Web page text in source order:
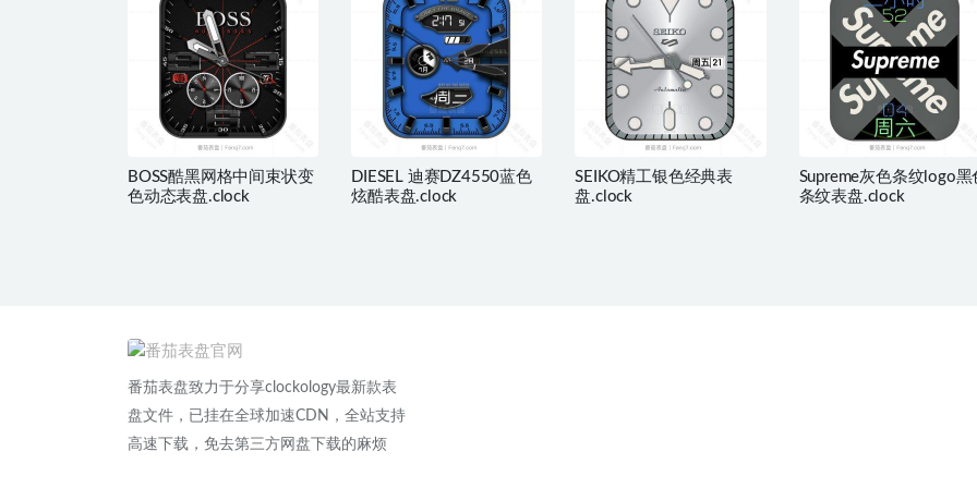
BOSS酷黑网格中间束状变
色动态表盘.clock
DIESEL 迪赛DZ4550蓝色
炫酷表盘.clock
SEIKO精工银色经典表
盘.clock
Supreme灰色条纹logo黑
条纹表盘.clock
番茄表盘致力于分享clockology最新款表
盘文件，已挂在全球加速CDN，全站支持
高速下载，免去第三方网盘下载的麻烦